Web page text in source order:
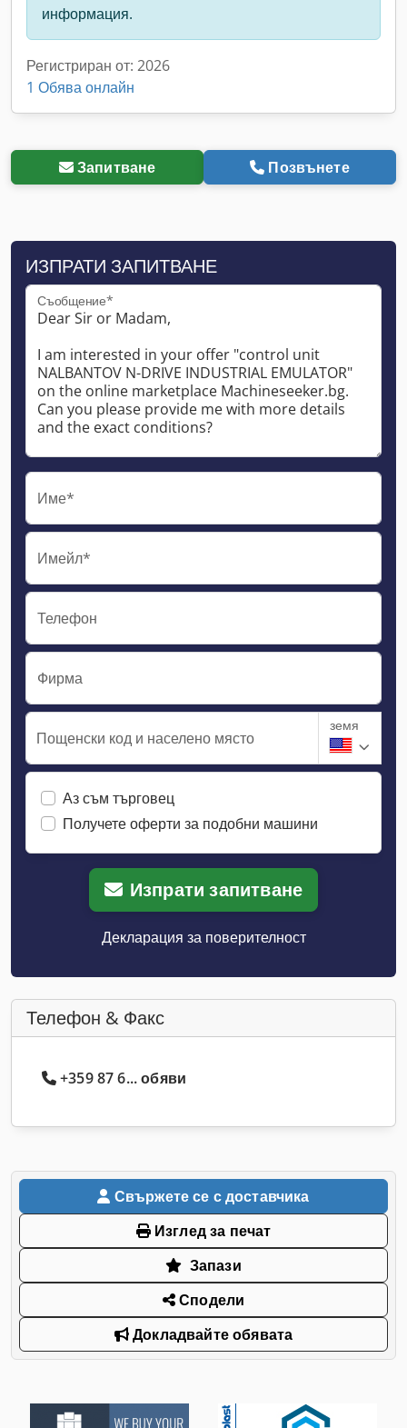
информация.
Регистриран от: 2026
1 Обява онлайн
Запитване Позвънете
ИЗПРАТИ ЗАПИТВАНЕ
Съобщение*
Име*
Имейл*
Телефон
Фирма
Пощенски код и населено място
земя
Аз съм търговец
Получете оферти за подобни машини
Изпрати запитване
Декларация за поверителност
Телефон & Факс
+359 87 6... обяви
Свържете се с доставчика
Изглед за печат
Запази
Сподели
Докладвайте обявата